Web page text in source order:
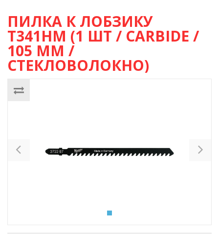
ПИЛКА К ЛОБЗИКУ
T341HМ (1 ШТ / CARBIDE /
105 ММ /
СТЕКЛОВОЛОКНО)